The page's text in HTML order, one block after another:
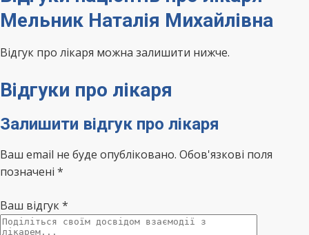
Мельник Наталія Михайлівна
Відгук про лікаря можна залишити нижче.
Відгуки про лікаря
Залишити відгук про лікаря
Ваш email не буде опубліковано. Обов'язкові поля
позначені *
Ваш відгук*